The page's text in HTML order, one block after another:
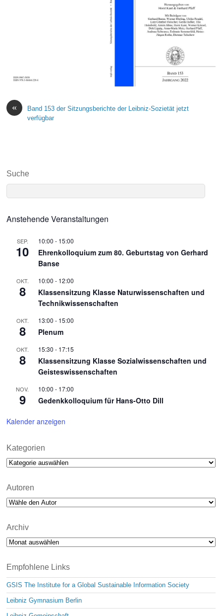
«
Band 153 der Sitzungsberichte der Leibniz-Sozietät jetzt
verfügbar
Suche
Anstehende Veranstaltungen
SEP.
10
10:00 - 15:00
Ehrenkolloquium zum 80. Geburtstag von Gerhard
Banse
OKT.
8
10:00 - 12:00
Klassensitzung Klasse Naturwissenschaften und
Technikwissenschaften
OKT.
8
13:00 - 15:00
Plenum
OKT.
8
15:30 - 17:15
Klassensitzung Klasse Sozialwissenschaften und
Geisteswissenschaften
NOV.
9
10:00 - 17:00
Gedenkkolloquium für Hans-Otto Dill
Kalender anzeigen
Kategorien
Kategorien
Autoren
Archiv
Archiv
Empfohlene Links
GSIS The Institute for a Global Sustainable Information Society
Leibniz Gymnasium Berlin